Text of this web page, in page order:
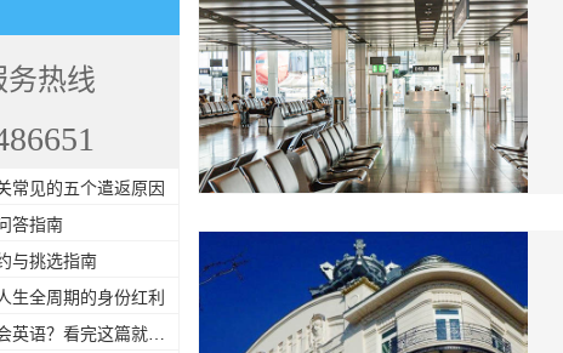
务热线
常见的五个遣返原因
答指南
与挑选指南
生全周期的身份红利
？看完这篇就不焦虑了